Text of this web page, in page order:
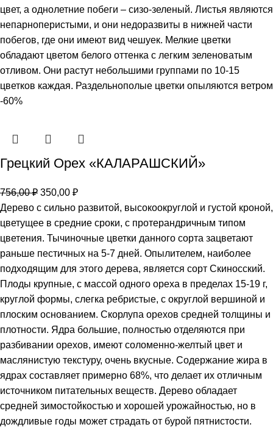
цвет, а однолетние побеги – сизо-зеленый. Листья являются
непарноперистыми, и они недоразвиты в нижней части
побегов, где они имеют вид чешуек. Мелкие цветки
обладают цветом белого оттенка с легким зеленоватым
отливом. Они растут небольшими группами по 10-15
цветков каждая. Раздельнополые цветки опыляются ветром
-60%
Грецкий Орех «КАЛАРАШСКИЙ»
756,00₽ 350,00 ₽
Дерево с сильно развитой, высокоокруглой и густой кроной,
цветущее в средние сроки, с протерандричным типом
цветения. Тычиночные цветки данного сорта зацветают
раньше пестичных на 5-7 дней. Опылителем, наиболее
подходящим для этого дерева, является сорт Скиносский.
Плоды крупные, с массой одного ореха в пределах 15-19 г,
круглой формы, слегка ребристые, с округлой вершиной и
плоским основанием. Скорлупа орехов средней толщины и
плотности. Ядра большие, полностью отделяются при
разбивании орехов, имеют соломенно-желтый цвет и
маслянистую текстуру, очень вкусные. Содержание жира в
ядрах составляет примерно 68%, что делает их отличным
источником питательных веществ. Дерево обладает
средней зимостойкостью и хорошей урожайностью, но в
дождливые годы может страдать от бурой пятнистости.